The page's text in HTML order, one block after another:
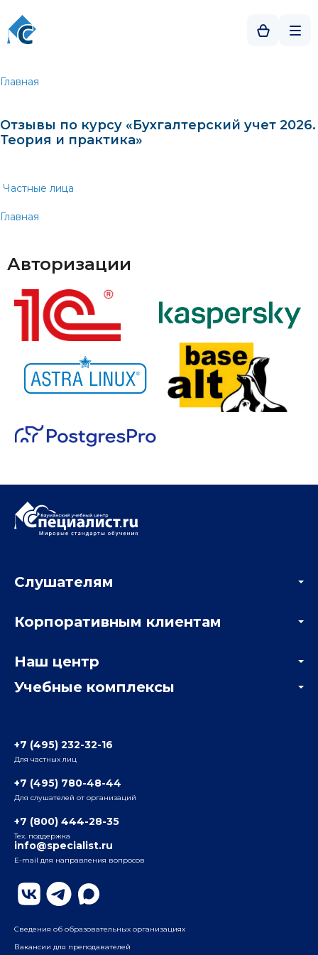
Главная
Отзывы по курсу «Бухгалтерский учет 2026.
Теория и практика»
Частные лица
Главная
Авторизации
Учебные комплексы
Радио
ул. Радио, д.24, корпус 1, 2-й подъезд, 2-й этаж
ул. Воронцовская, д. 35Б, корп.2, 5-й этаж
Бауманский
ул. Бауманская, д. 6, стр. 2, бизнес-центр «Виктория
Плаза», 4-й этаж
Слушателям
Мастер-классы и вебинары
Корпоративным клиентам
Отзывы компаний
Наш центр
Информация о центре
+7 (495) 232-32-16
Для частных лиц
+7 (495) 780-48-44
Для слушателей от организаций
+7 (800) 444-28-35
Тех. поддержка
info@specialist.ru
E-mail для направления вопросов
Сведения об образовательных организациях
Вакансии для преподавателей